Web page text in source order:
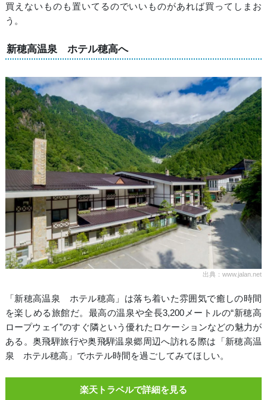
買えないものも置いてるのでいいものがあれば買ってしまお
う。
新穂高温泉 ホテル穂高へ
出典：www.jalan.net
「新穂高温泉 ホテル穂高」は落ち着いた雰囲気で癒しの時間
を楽しめる旅館だ。最高の温泉や全長3,200メートルの“新穂高
ロープウェイ”のすぐ隣という優れたロケーションなどの魅力が
ある。奥飛騨旅行や奥飛騨温泉郷周辺へ訪れる際は「新穂高温
泉 ホテル穂高」でホテル時間を過ごしてみてほしい。
楽天トラベルで詳細を見る